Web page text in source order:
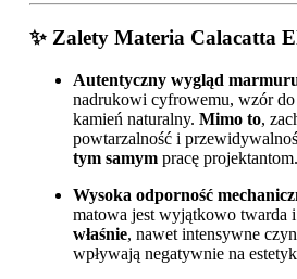
✨ Zalety Materia Calacatta
Autentyczny wygląd
nadrukowi cyfrowemu, wzór do
kamień naturalny.Mimo to,
powtarzalność i
tym samym pracę projektantom.
Wysoka odporność
matowa jest wyjątkowo twarda
właśnie, nawet intensywne
wpływają negatywnie na